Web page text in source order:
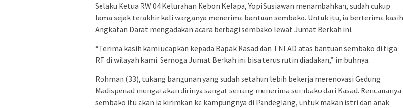
Selaku Ketua RW 04 Kelurahan Kebon Kelapa, Yopi Susiawan menambahkan, sudah cukup
lama sejak terakhir kali warganya menerima bantuan sembako. Untuk itu, ia berterima kasih
Angkatan Darat mengadakan acara berbagi sembako lewat Jumat Berkah ini.
“Terima kasih kami ucapkan kepada Bapak Kasad dan TNI AD atas bantuan sembako di tiga
RT di wilayah kami. Semoga Jumat Berkah ini bisa terus rutin diadakan,” imbuhnya.
Rohman (33), tukang bangunan yang sudah setahun lebih bekerja merenovasi Gedung
Madispenad mengatakan dirinya sangat senang menerima sembako dari Kasad. Rencananya
sembako itu akan ia kirimkan ke kampungnya di Pandeglang, untuk makan istri dan anak